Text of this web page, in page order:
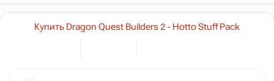
Купить Dragon Quest Builders 2 - Hotto Stuff Pack